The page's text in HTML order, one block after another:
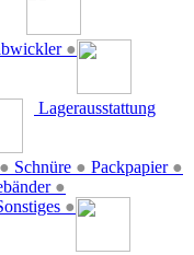
●
● Schnüre ● Packpapier ●
Lagerausstattung
●
●